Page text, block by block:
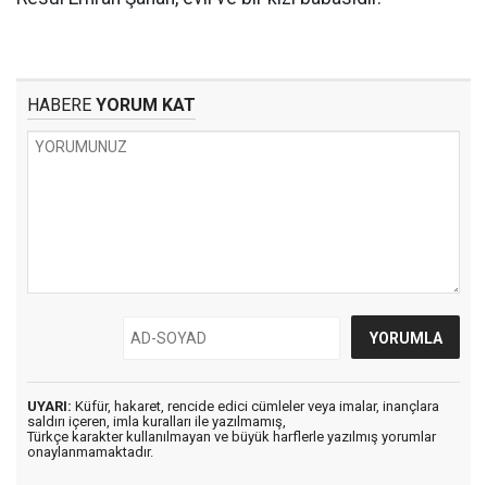
HABERE YORUM KAT
UYARI: Küfür, hakaret, rencide edici cümleler veya imalar, inançlara
saldırı içeren, imla kuralları ile yazılmamış,
Türkçe karakter kullanılmayan ve büyük harflerle yazılmış yorumlar
onaylanmamaktadır.